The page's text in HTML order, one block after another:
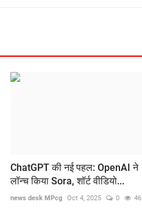
ChatGPT की नई पहल: OpenAI ने
लॉन्च किया Sora, शॉर्ट वीडियो...
news desk MPcg Oct 4, 2025 0 46